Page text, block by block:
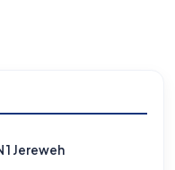
1 Jereweh